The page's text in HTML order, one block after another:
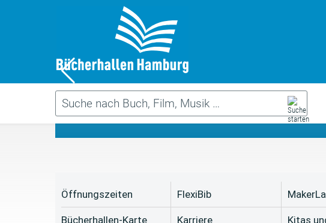
Das
Öffnungszeiten
Bücherhallen-Karte
FlexiBib
Karriere Kitas